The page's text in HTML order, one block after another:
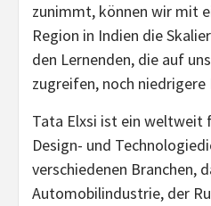
zunimmt, können wir mit
Region in Indien die
den Lernenden, die auf
zugreifen, noch niedrigere
Tata Elxsi ist ein weltweit
Design- und
verschiedenen Branchen,
Automobilindustrie, der